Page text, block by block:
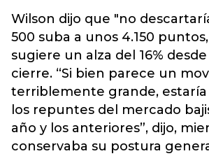
Wilson dijo que "no
500 suba a unos 4.150
sugiere un alza del 16%
cierre. “Si bien parece un
terriblemente grande,
los repuntes del mercado
año y los anteriores”, dijo,
conservaba su postura